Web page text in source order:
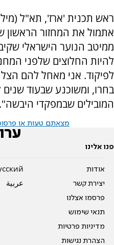
ראש תכנית 'ארז', תא"ל
ממיטב הנוער הישראלי
להיות החלוצים שלפני
לפיקוד. אני מאחל להם
בחרו, ומשוכנע שבעוד
המובילים שבמפקדי היבשה".
מצאתם טעות או
פנו אלינו
אודות
יצירת קשר
פרסמו אצלנו
תנאי שימוש
מדיניות פרטיות
הצהרת נגישות
عربية